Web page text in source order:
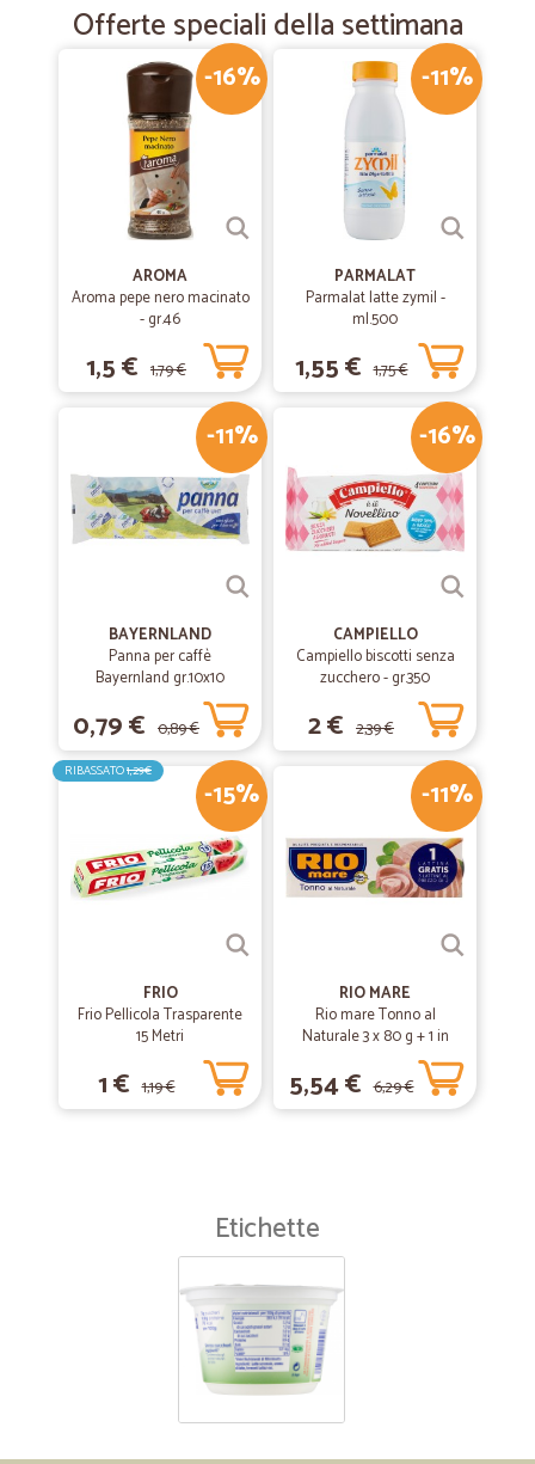
Offerte speciali della settimana
-16%
AROMA
Aroma pepe nero macinato
- gr.46
1,5 € 1,79 €
-11%
PARMALAT
Parmalat latte zymil -
ml.500
1,55 € 1,75 €
-11%
BAYERNLAND
Panna per caffè
Bayernland gr.10x10
0,79 € 0,89 €
-16%
CAMPIELLO
Campiello biscotti senza
zucchero - gr.350
2 € 2,39 €
-15%
RIBASSATO1,29€
FRIO
Frio Pellicola Trasparente
15 Metri
1 € 1,19 €
-11%
RIO MARE
Rio mare Tonno al
Naturale 3 x 80 g + 1 in
5,54 € 6,29 €
Etichette